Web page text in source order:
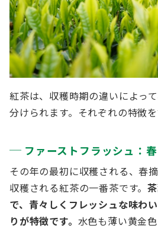
紅茶は、収穫時期の違いによっ
分けられます。それぞれの特徴を
ファーストフラッシュ：春
その年の最初に収穫される、春
収穫される紅茶の一番茶です。
で、青々しくフレッシュな味わ
りが特徴です。 水色も薄い黄金色